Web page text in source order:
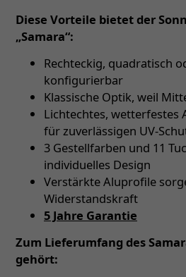
Diese Vorteile bietet der
„Samara“:
Rechteckig, quadratisch
konfigurierbar
Klassische Optik, weil
Lichtechtes, wetterfestes
für zuverlässigen UV-
3 Gestellfarben und 11
individuelles Design
Verstärkte Aluprofile
Widerstandskraft
5 Jahre Garantie
Zum Lieferumfang des
gehört: